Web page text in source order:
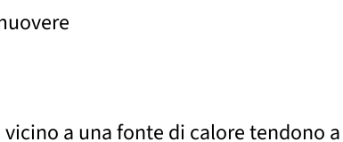
a una fonte di calore tendono